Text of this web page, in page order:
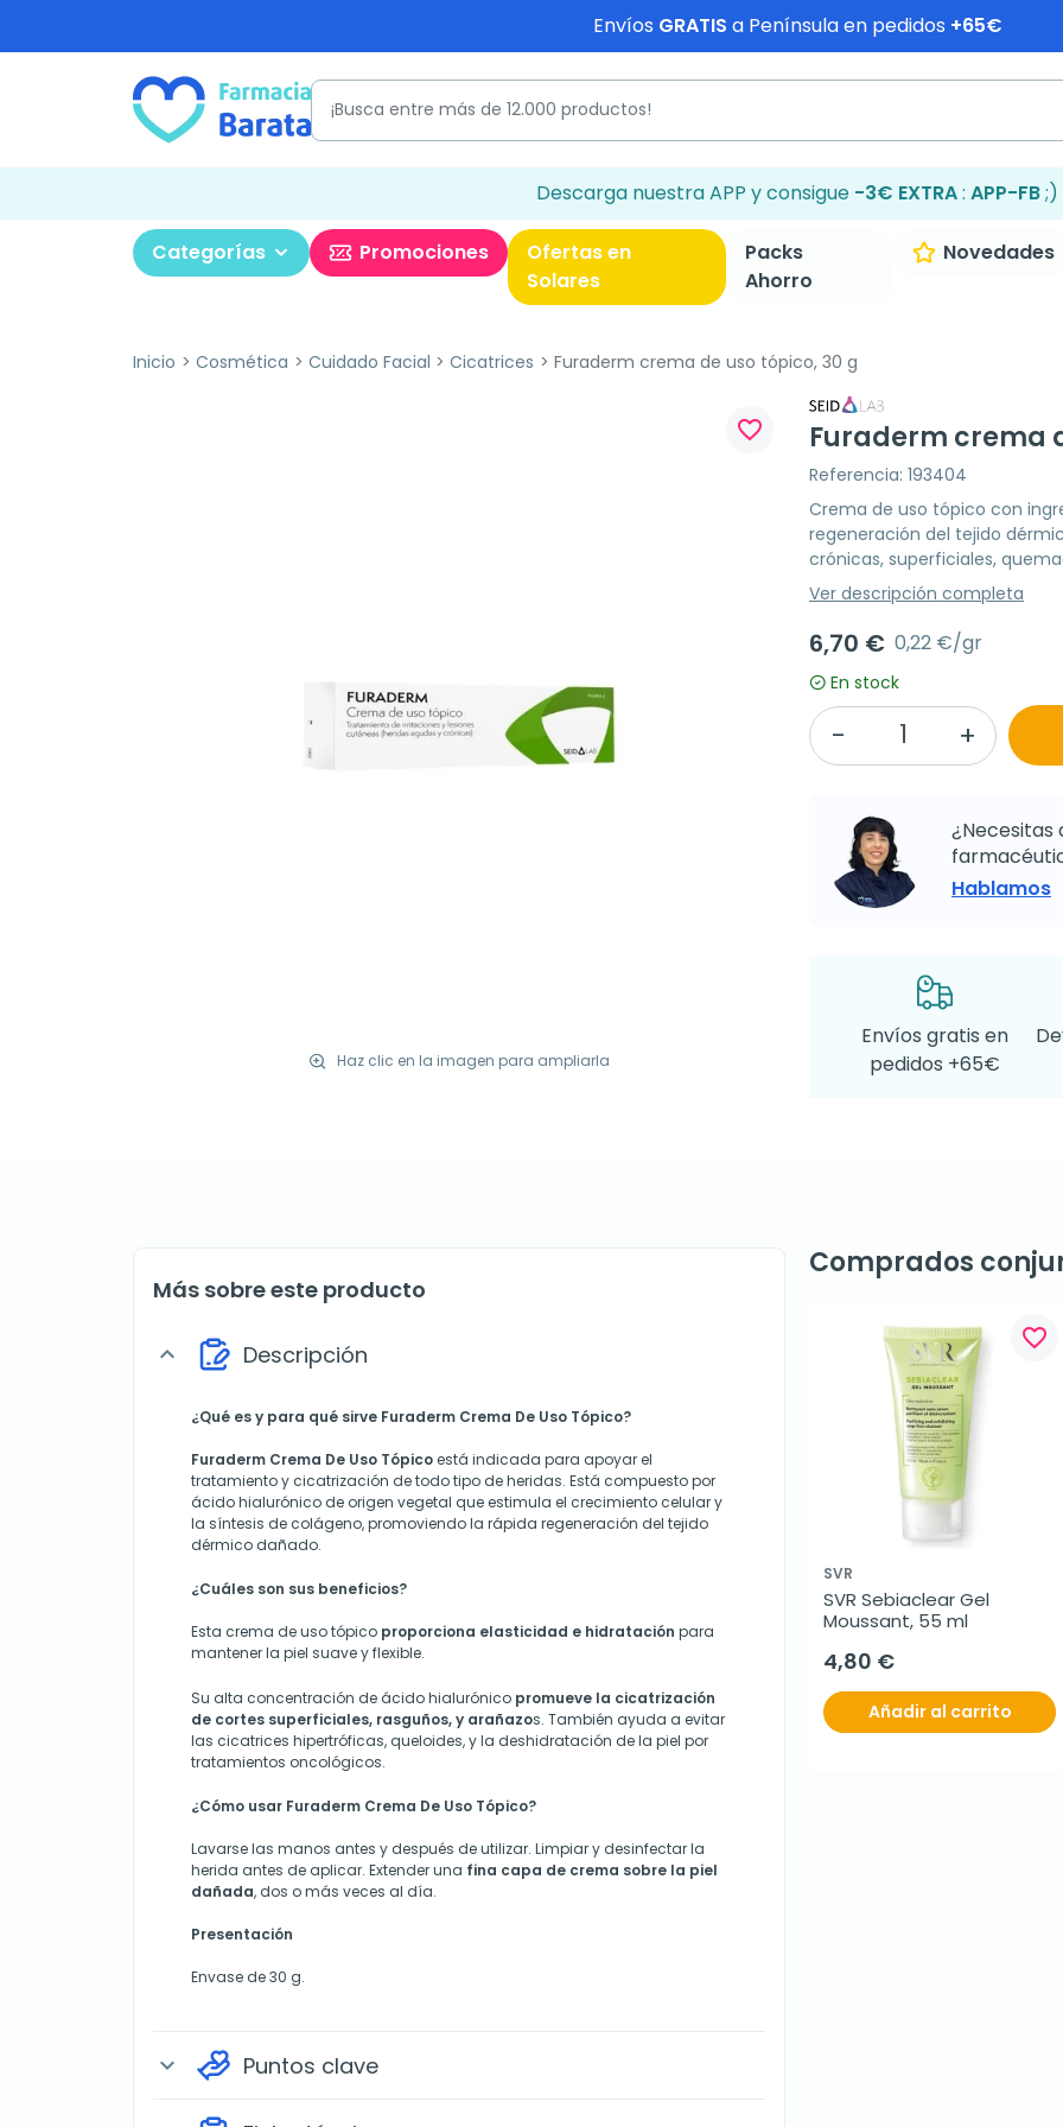
Envíos GRATIS a Península en pedidos +65€
Descarga nuestra APP y consigue -3€ EXTRA: APP-FB;)
Categorías Promociones
Ofertas en
Solares
Packs
Ahorro
Novedades
Inicio Cosmética Cuidado Facial Cicatrices Furaderm crema de uso tópico, 30 g
Haz clic en la imagen para ampliarla
favorite_border Furaderm crema
Referencia: 193404
Crema de uso tópico con
regeneración del tejido
crónicas, superficiales,
Ver descripción completa
6,70 € 0,22 €/gr
En stock
¿Necesitas
Hablamos
Envíos gratis en
pedidos +65€
Más sobre este producto
expand_more Descripción
¿Qué es y para qué sirve Furaderm Crema De Uso Tópico?
Furaderm Crema De Uso Tópicoestá indicada para apoyar el
tratamiento y cicatrización de todo tipo de heridas. Está compuesto por
ácido hialurónico de origen vegetal que estimula el crecimiento celular y
la síntesis de colágeno, promoviendo la rápida regeneración del tejido
dérmico dañado.
¿Cuáles son sus beneficios?
Esta crema de uso tópico proporciona elasticidad e hidratación para
mantener la piel suave y flexible.
Su alta concentración de ácido hialurónico promueve la cicatrización
de cortes superficiales, rasguños, y arañazos. También ayuda a evitar
las cicatrices hipertróficas, queloides, y la deshidratación de la piel por
tratamientos oncológicos.
¿Cómo usar Furaderm Crema De Uso Tópico?
Lavarse las manos antes y después de utilizar. Limpiar y desinfectar la
herida antes de aplicar. Extender una fina capa de crema sobre la piel
dañada, dos o más veces al día.
Presentación
Envase de 30 g.
expand_more Puntos clave
Comprados
favorite_border
SVR
SVR Sebiaclear Gel
Moussant, 55 ml
4,80 €
Añadir al carrito